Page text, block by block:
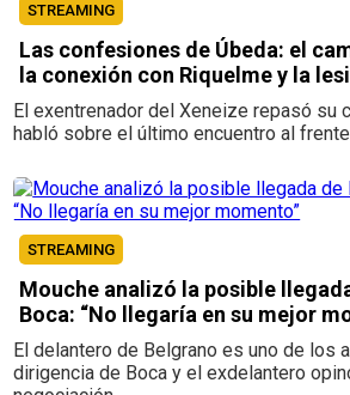
STREAMING
Las confesiones de Úbeda: el
la conexión con Riquelme y la
El exentrenador del Xeneize repasó su
habló sobre el último encuentro al
STREAMING
Mouche analizó la posible
Boca: “No llegaría en su mejor
El delantero de Belgrano es uno de los
dirigencia de Boca y el exdelantero